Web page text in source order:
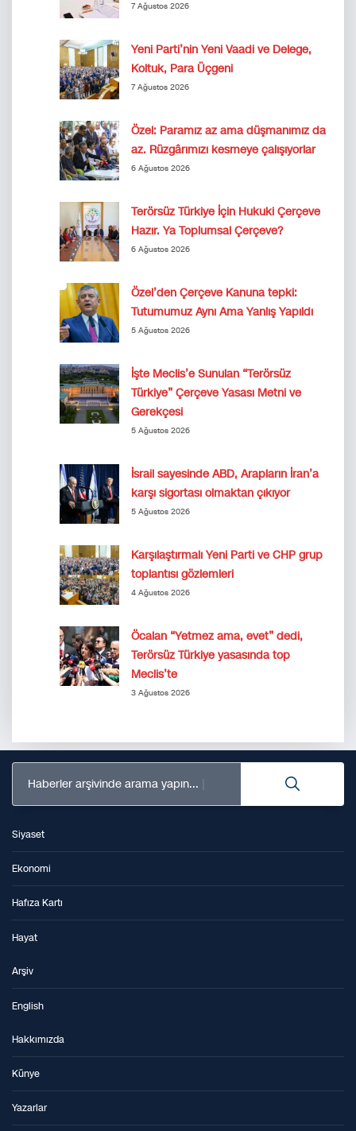
7 Ağustos 2026
Yeni Parti’nin Yeni Vaadi ve Delege,
Koltuk, Para Üçgeni
7 Ağustos 2026
Özel: Paramız az ama düşmanımız da
az. Rüzgârımızı kesmeye çalışıyorlar
6 Ağustos 2026
Terörsüz Türkiye İçin Hukuki Çerçeve
Hazır. Ya Toplumsal Çerçeve?
6 Ağustos 2026
Özel’den Çerçeve Kanuna tepki:
Tutumumuz Aynı Ama Yanlış Yapıldı
5 Ağustos 2026
İşte Meclis’e Sunulan “Terörsüz
Türkiye” Çerçeve Yasası Metni ve
Gerekçesi
5 Ağustos 2026
İsrail sayesinde ABD, Arapların İran’a
karşı sigortası olmaktan çıkıyor
5 Ağustos 2026
Karşılaştırmalı Yeni Parti ve CHP grup
toplantısı gözlemleri
4 Ağustos 2026
Öcalan “Yetmez ama, evet” dedi,
Terörsüz Türkiye yasasında top
Meclis’te
3 Ağustos 2026
Haberler arşivinde arama yapın...
Siyaset
Ekonomi
Hafıza Kartı
Hayat
Arşiv
English
Hakkımızda
Künye
Yazarlar